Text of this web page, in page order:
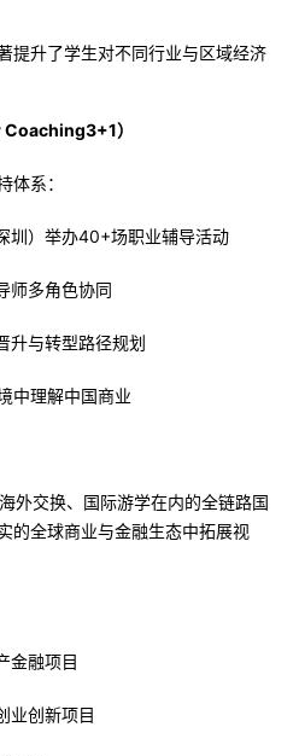
提升了学生对不同行业与区域经济
Coaching3+1）
体系：
圳） 举办40+场职业辅导活动
师多角色协同
升与转型路径规划
中理解中国商业
外交换、国际游学在内的全链路国
的全球商业与金融生态中拓展视
金融项目
业创新项目